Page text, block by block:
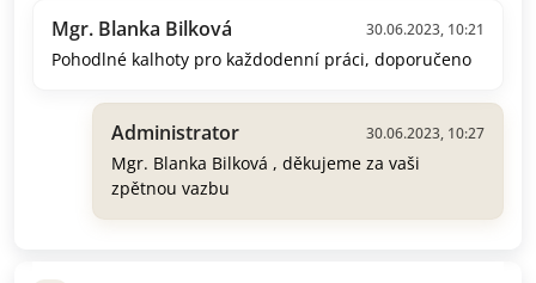
Mgr. Blanka Bilková 30.06.2023, 10:21
Pohodlné kalhoty pro každodenní práci, doporučeno
Administrator 30.06.2023, 10:27
Mgr. Blanka Bilková , děkujeme za vaši
zpětnou vazbu